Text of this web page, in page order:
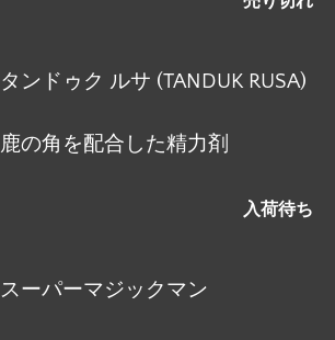
タンドゥク ルサ (TANDUK RUSA)
鹿の角を配合した精力剤
入荷待ち
スーパーマジックマン